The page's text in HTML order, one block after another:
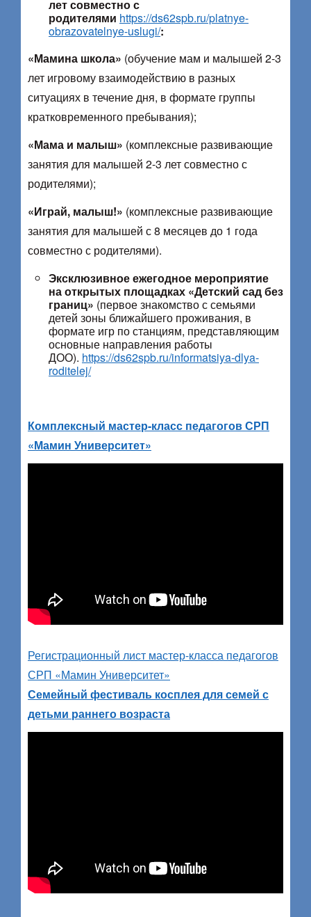
лет совместно с
родителями https://ds62spb.ru/platnye-
obrazovatelnye-uslugi/:
«Мамина школа» (обучение мам и малышей 2-3
лет игровому взаимодействию в разных
ситуациях в течение дня, в формате группы
кратковременного пребывания);
«Мама и малыш» (комплексные развивающие
занятия для малышей 2-3 лет совместно с
родителями);
«Играй, малыш!» (комплексные развивающие
занятия для малышей с 8 месяцев до 1 года
совместно с родителями).
Эксклюзивное ежегодное мероприятие
на открытых площадках «Детский сад без
границ» (первое знакомство с семьями
детей зоны ближайшего проживания, в
формате игр по станциям, представляющим
основные направления работы
ДОО). https://ds62spb.ru/informatsiya-dlya-
roditelej/
Комплексный мастер-класс педагогов СРП
«Мамин Университет»
Регистрационный лист мастер-класса педагогов
СРП «Мамин Университет»
Семейный фестиваль косплея для семей с
детьми раннего возраста